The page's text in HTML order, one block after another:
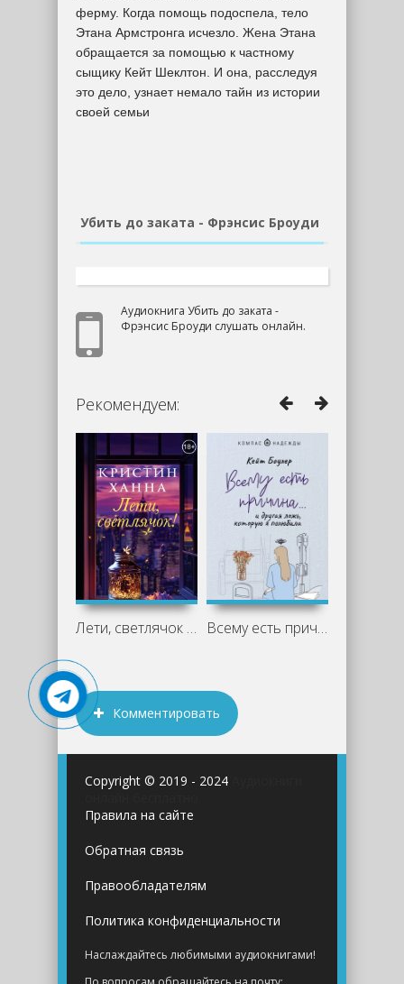
ферму. Когда помощь подоспела, тело
Этана Армстронга исчезло. Жена Этана
обращается за помощью к частному
сыщику Кейт Шеклтон. И она, расследуя
это дело, узнает немало тайн из истории
своей семьи
Убить до заката - Фрэнсис Броуди
Аудиокнига Убить до заката -
Фрэнсис Броуди слушать онлайн.
Рекомендуем:
Лети, светлячок - Кристин Ханна Всему есть причина… и другая ложь,
Комментировать
Copyright © 2019 - 2024
Правила на сайте
Обратная связь
Правообладателям
Политика конфиденциальности
Наслаждайтесь любимыми аудиокнигами!